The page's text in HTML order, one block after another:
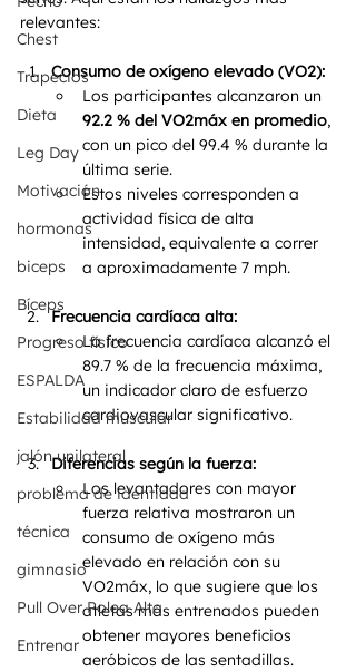
Chest
Trapecios
Dieta
Leg Day
Motivación
hormonas
biceps
Bíceps
Progreso físico
ESPALDA
Estabilidad muscular
jalón unilateral
problema de identidad
técnica
gimnasio
Pull Over Polea Alta
Entrenar
relevantes:
Consumo de oxígeno elevado (VO2):
Los participantes alcanzaron un
92.2 % del VO2máx en promedio,
con un pico del 99.4 % durante la
última serie.
Estos niveles corresponden a
actividad física de alta
intensidad, equivalente a correr
a aproximadamente 7 mph.
Frecuencia cardíaca alta:
La frecuencia cardíaca alcanzó el
89.7 % de la frecuencia máxima,
un indicador claro de esfuerzo
cardiovascular significativo.
Diferencias según la fuerza:
Los levantadores con mayor
fuerza relativa mostraron un
consumo de oxígeno más
elevado en relación con su
VO2máx, lo que sugiere que los
atletas más entrenados pueden
obtener mayores beneficios
aeróbicos de las sentadillas.